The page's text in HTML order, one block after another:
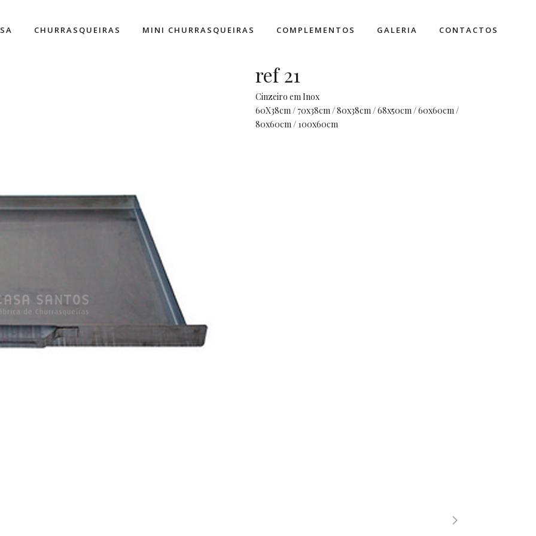
CHURRASQUEIRAS MINI CHURRASQUEIRAS COMPLEMENTOS GALERIA CONTACTOS
ref 21
Cinzeiro em Inox
60X38cm / 70x38cm / 80x38cm / 68x50cm / 60x60cm /
80x60cm / 100x60cm